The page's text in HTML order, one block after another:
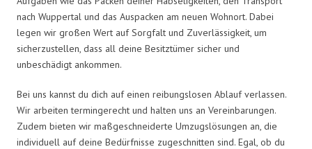
nach Wuppertal und das Auspacken am neuen Wohnort. Dabei
legen wir großen Wert auf Sorgfalt und Zuverlässigkeit, um
sicherzustellen, dass all deine Besitztümer sicher und
unbeschädigt ankommen.
Bei uns kannst du dich auf einen reibungslosen Ablauf verlassen.
Wir arbeiten termingerecht und halten uns an Vereinbarungen.
Zudem bieten wir maßgeschneiderte Umzugslösungen an, die
individuell auf deine Bedürfnisse zugeschnitten sind. Egal, ob du